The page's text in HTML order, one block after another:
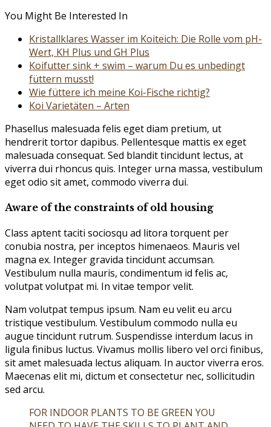
You Might Be Interested In
Kristallklares Wasser im Koiteich: Die Rolle vom pH-
Wert, KH Plus und GH Plus
Koifutter sink + swim – warum Du es unbedingt
füttern musst!
Wie füttere ich meine Koi-Fische richtig?
Koi Varietäten – Arten
Phasellus malesuada felis eget diam pretium, ut
hendrerit tortor dapibus. Pellentesque mattis ex eget
malesuada consequat. Sed blandit tincidunt lectus, at
viverra dui rhoncus quis. Integer urna massa, vestibulum
eget odio sit amet, commodo viverra dui.
Aware of the constraints of old housing
Class aptent taciti sociosqu ad litora torquent per
conubia nostra, per inceptos himenaeos. Mauris vel
magna ex. Integer gravida tincidunt accumsan.
Vestibulum nulla mauris, condimentum id felis ac,
volutpat volutpat mi. In vitae tempor velit.
Nam volutpat tempus ipsum. Nam eu velit eu arcu
tristique vestibulum. Vestibulum commodo nulla eu
augue tincidunt rutrum. Suspendisse interdum lacus in
ligula finibus luctus. Vivamus mollis libero vel orci finibus,
sit amet malesuada lectus aliquam. In auctor viverra eros.
Maecenas elit mi, dictum et consectetur nec, sollicitudin
sed arcu.
FOR INDOOR PLANTS TO BE GREEN YOU